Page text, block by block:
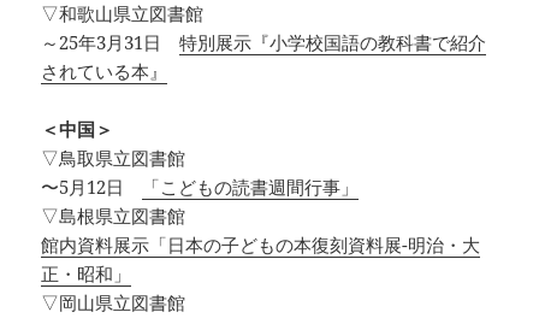
▽和歌山県立図書館
～25年3月31日特別展示『小学校国語の教科書で紹介
されている本』
＜中国＞
▽鳥取県立図書館
〜5月12日
「こどもの読書週間行事」
▽島根県立図書館
館内資料展示「日本の子どもの本復刻資料展-明治・大
正・昭和」
▽岡山県立図書館